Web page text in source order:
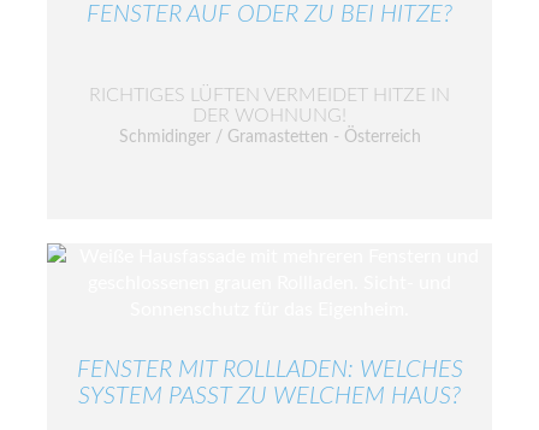
FENSTER AUF ODER ZU BEI HITZE?
RICHTIGES LÜFTEN VERMEIDET HITZE IN
DER WOHNUNG!
Schmidinger / Gramastetten - Österreich
FENSTER MIT ROLLLADEN: WELCHES
SYSTEM PASST ZU WELCHEM HAUS?